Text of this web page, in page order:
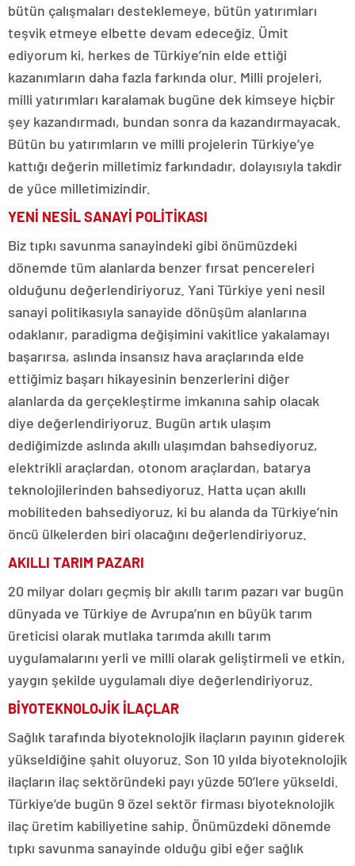
bütün çalışmaları desteklemeye, bütün yatırımları
teşvik etmeye elbette devam edeceğiz. Ümit
ediyorum ki, herkes de Türkiye’nin elde ettiği
kazanımların daha fazla farkında olur. Milli projeleri,
milli yatırımları karalamak bugüne dek kimseye hiçbir
şey kazandırmadı, bundan sonra da kazandırmayacak.
Bütün bu yatırımların ve milli projelerin Türkiye’ye
kattığı değerin milletimiz farkındadır, dolayısıyla takdir
de yüce milletimizindir.
YENİ NESİL SANAYİ POLİTİKASI
Biz tıpkı savunma sanayindeki gibi önümüzdeki
dönemde tüm alanlarda benzer fırsat pencereleri
olduğunu değerlendiriyoruz. Yani Türkiye yeni nesil
sanayi politikasıyla sanayide dönüşüm alanlarına
odaklanır, paradigma değişimini vakitlice yakalamayı
başarırsa, aslında insansız hava araçlarında elde
ettiğimiz başarı hikayesinin benzerlerini diğer
alanlarda da gerçekleştirme imkanına sahip olacak
diye değerlendiriyoruz. Bugün artık ulaşım
dediğimizde aslında akıllı ulaşımdan bahsediyoruz,
elektrikli araçlardan, otonom araçlardan, batarya
teknolojilerinden bahsediyoruz. Hatta uçan akıllı
mobiliteden bahsediyoruz, ki bu alanda da Türkiye’nin
öncü ülkelerden biri olacağını değerlendiriyoruz.
AKILLI TARIM PAZARI
20 milyar doları geçmiş bir akıllı tarım pazarı var bugün
dünyada ve Türkiye de Avrupa’nın en büyük tarım
üreticisi olarak mutlaka tarımda akıllı tarım
uygulamalarını yerli ve milli olarak geliştirmeli ve etkin,
yaygın şekilde uygulamalı diye değerlendiriyoruz.
BİYOTEKNOLOJİK İLAÇLAR
Sağlık tarafında biyoteknolojik ilaçların payının giderek
yükseldiğine şahit oluyoruz. Son 10 yılda biyoteknolojik
ilaçların ilaç sektöründeki payı yüzde 50’lere yükseldi.
Türkiye’de bugün 9 özel sektör firması biyoteknolojik
ilaç üretim kabiliyetine sahip. Önümüzdeki dönemde
tıpkı savunma sanayinde olduğu gibi eğer sağlık